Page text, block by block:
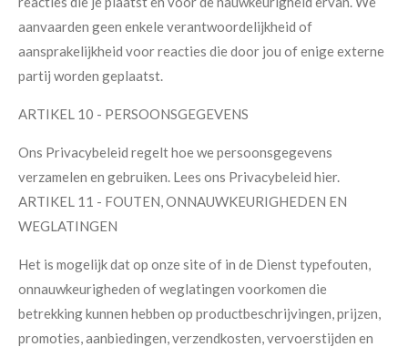
aanvaarden geen enkele verantwoordelijkheid of
aansprakelijkheid voor reacties die door jou of enige externe
partij worden geplaatst.
ARTIKEL 10 - PERSOONSGEGEVENS
Ons Privacybeleid regelt hoe we persoonsgegevens
verzamelen en gebruiken. Lees ons Privacybeleid hier.
ARTIKEL 11 - FOUTEN, ONNAUWKEURIGHEDEN EN
WEGLATINGEN
Het is mogelijk dat op onze site of in de Dienst typefouten,
onnauwkeurigheden of weglatingen voorkomen die
betrekking kunnen hebben op productbeschrijvingen, prijzen,
promoties, aanbiedingen, verzendkosten, vervoerstijden en